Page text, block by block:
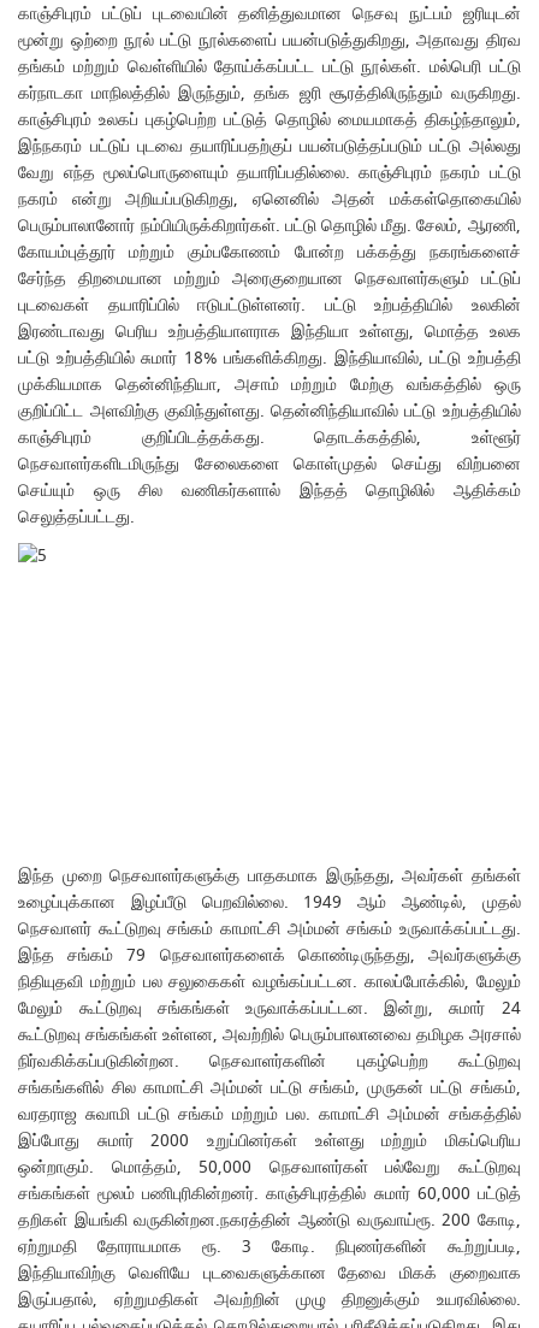
காஞ்சிபுரம் பட்டுப் புடவையின் தனித்துவமான நெசவு நுட்பம் ஜரியுடன்
மூன்று ஒற்றை நூல் பட்டு நூல்களைப் பயன்படுத்துகிறது, அதாவது திரவ
தங்கம் மற்றும் வெள்ளியில் தோய்க்கப்பட்ட பட்டு நூல்கள். மல்பெரி பட்டு
கர்நாடகா மாநிலத்தில் இருந்தும், தங்க ஜரி சூரத்திலிருந்தும் வருகிறது.
காஞ்சிபுரம் உலகப் புகழ்பெற்ற பட்டுத் தொழில் மையமாகத் திகழ்ந்தாலும்,
இந்நகரம் பட்டுப் புடவை தயாரிப்பதற்குப் பயன்படுத்தப்படும் பட்டு அல்லது
வேறு எந்த மூலப்பொருளையும் தயாரிப்பதில்லை. காஞ்சிபுரம் நகரம் பட்டு
நகரம் என்று அறியப்படுகிறது, ஏனெனில் அதன் மக்கள்தொகையில்
பெரும்பாலானோர் நம்பியிருக்கிறார்கள். பட்டு தொழில் மீது. சேலம், ஆரணி,
கோயம்புத்தூர் மற்றும் கும்பகோணம் போன்ற பக்கத்து நகரங்களைச்
சேர்ந்த திறமையான மற்றும் அரைகுறையான நெசவாளர்களும் பட்டுப்
புடவைகள் தயாரிப்பில் ஈடுபட்டுள்ளனர். பட்டு உற்பத்தியில் உலகின்
இரண்டாவது பெரிய உற்பத்தியாளராக இந்தியா உள்ளது, மொத்த உலக
பட்டு உற்பத்தியில் சுமார் 18% பங்களிக்கிறது. இந்தியாவில், பட்டு உற்பத்தி
முக்கியமாக தென்னிந்தியா, அசாம் மற்றும் மேற்கு வங்கத்தில் ஒரு
குறிப்பிட்ட அளவிற்கு குவிந்துள்ளது. தென்னிந்தியாவில் பட்டு உற்பத்தியில்
காஞ்சிபுரம் குறிப்பிடத்தக்கது. தொடக்கத்தில், உள்ளூர்
நெசவாளர்களிடமிருந்து சேலைகளை கொள்முதல் செய்து விற்பனை
செய்யும் ஒரு சில வணிகர்களால் இந்தத் தொழிலில் ஆதிக்கம்
செலுத்தப்பட்டது.
இந்த முறை நெசவாளர்களுக்கு பாதகமாக இருந்தது, அவர்கள் தங்கள்
உழைப்புக்கான இழப்பீடு பெறவில்லை. 1949 ஆம் ஆண்டில், முதல்
நெசவாளர் கூட்டுறவு சங்கம் காமாட்சி அம்மன் சங்கம் உருவாக்கப்பட்டது.
இந்த சங்கம் 79 நெசவாளர்களைக் கொண்டிருந்தது, அவர்களுக்கு
நிதியுதவி மற்றும் பல சலுகைகள் வழங்கப்பட்டன. காலப்போக்கில், மேலும்
மேலும் கூட்டுறவு சங்கங்கள் உருவாக்கப்பட்டன. இன்று, சுமார் 24
கூட்டுறவு சங்கங்கள் உள்ளன, அவற்றில் பெரும்பாலானவை தமிழக அரசால்
நிர்வகிக்கப்படுகின்றன. நெசவாளர்களின் புகழ்பெற்ற கூட்டுறவு
சங்கங்களில் சில காமாட்சி அம்மன் பட்டு சங்கம், முருகன் பட்டு சங்கம்,
வரதராஜ சுவாமி பட்டு சங்கம் மற்றும் பல. காமாட்சி அம்மன் சங்கத்தில்
இப்போது சுமார் 2000 உறுப்பினர்கள் உள்ளது மற்றும் மிகப்பெரிய
ஒன்றாகும். மொத்தம், 50,000 நெசவாளர்கள் பல்வேறு கூட்டுறவு
சங்கங்கள் மூலம் பணிபுரிகின்றனர். காஞ்சிபுரத்தில் சுமார் 60,000 பட்டுத்
தறிகள் இயங்கி வருகின்றன.நகரத்தின் ஆண்டு வருவாய்ரூ. 200 கோடி,
ஏற்றுமதி தோராயமாக ரூ. 3 கோடி. நிபுணர்களின் கூற்றுப்படி,
இந்தியாவிற்கு வெளியே புடவைகளுக்கான தேவை மிகக் குறைவாக
இருப்பதால், ஏற்றுமதிகள் அவற்றின் முழு திறனுக்கும் உயரவில்லை.